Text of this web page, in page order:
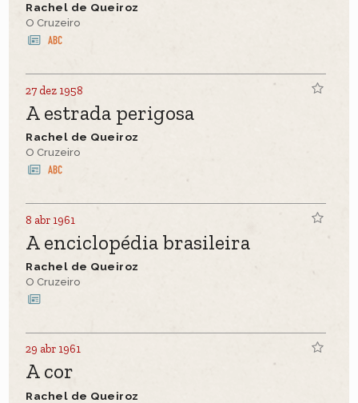
Rachel de Queiroz
O Cruzeiro
27 dez 1958
A estrada perigosa
Rachel de Queiroz
O Cruzeiro
8 abr 1961
A enciclopédia brasileira
Rachel de Queiroz
O Cruzeiro
29 abr 1961
A cor
Rachel de Queiroz